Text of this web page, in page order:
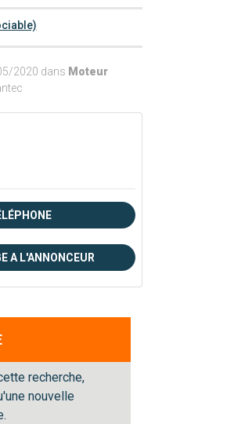
2020 dans Moteur
A L'ANNONCEUR
recherche,
nouvelle